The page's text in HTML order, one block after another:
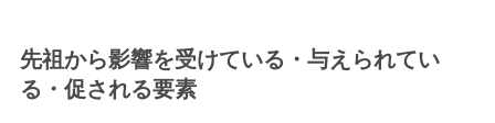
先祖から影響を受けている・与えられてい
る・促される要素